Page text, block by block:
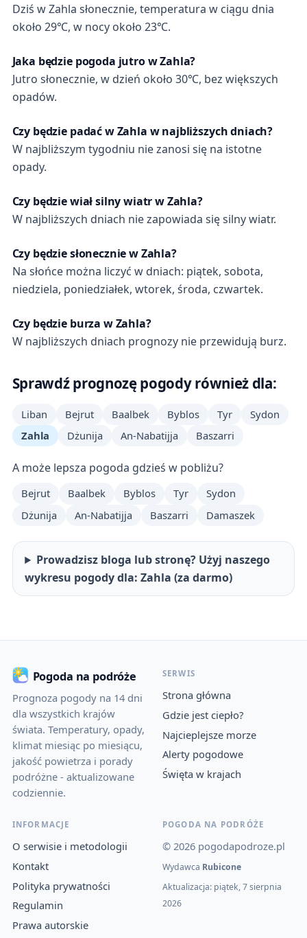
Dziś w Zahla słonecznie, temperatura w ciągu dnia
około 29℃, w nocy około 23℃.
Jaka będzie pogoda jutro w Zahla?
Jutro słonecznie, w dzień około 30℃, bez większych
opadów.
Czy będzie padać w Zahla w najbliższych dniach?
W najbliższym tygodniu nie zanosi się na istotne
opady.
Czy będzie wiał silny wiatr w Zahla?
W najbliższych dniach nie zapowiada się silny wiatr.
Czy będzie słonecznie w Zahla?
Na słońce można liczyć w dniach: piątek, sobota,
niedziela, poniedziałek, wtorek, środa, czwartek.
Czy będzie burza w Zahla?
W najbliższych dniach prognozy nie przewidują burz.
Sprawdź prognozę pogody również dla:
Liban Bejrut Baalbek Byblos Tyr
Sydon
Zahla
Dżunija An-Nabatijja Baszarri
A może lepsza pogoda gdzieś w pobliżu?
Bejrut Baalbek Byblos Tyr
Sydon
Dżunija
An-Nabatijja Baszarri Damaszek
Prowadzisz bloga lub stronę? Użyj naszego
wykresu pogody dla: Zahla (za darmo)
Pogoda na podróże
Prognoza pogody na 14 dni
dla wszystkich krajów
świata. Temperatury, opady,
klimat miesiąc po miesiącu,
jakość powietrza i porady
podróżne - aktualizowane
codziennie.
SERWIS
Strona główna
Gdzie jest ciepło?
Najcieplejsze morze
Alerty pogodowe
Święta w krajach
INFORMACJE
O serwisie i metodologii
Kontakt
Polityka prywatności
Regulamin
Prawa autorskie
POGODA NA PODRÓŻE
© 2026 pogodapodroze.pl
Wydawca Rubicone
Aktualizacja: piątek, 7 sierpnia
2026